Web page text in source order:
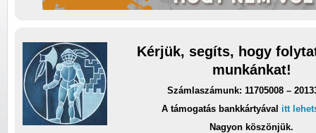
Kérjük, segíts, hogy
munkánkat!
Számlaszámunk: 11705008 –
A támogatás bankkártyával itt
Nagyon köszönjük.